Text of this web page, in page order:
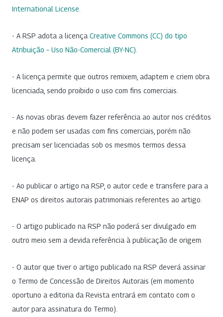
International License.
- A RSP adota a licença Creative Commons (CC) do tipo
Atribuição – Uso Não-Comercial (BY-NC)
- A licença permite que outros remixem, adaptem e criem obra
licenciada, sendo proibido o uso com fins comerciais.
- As novas obras devem fazer referência ao autor nos créditos
e não podem ser usadas com fins comerciais, porém não
precisam ser licenciadas sob os mesmos termos dessa
licença.
- Ao publicar o artigo na RSP, o autor cede e transfere para a
ENAP os direitos autorais patrimoniais referentes ao artigo.
- O artigo publicado na RSP não poderá ser divulgado em
outro meio sem a devida referência à publicação de origem.
- O autor que tiver o artigo publicado na RSP deverá assinar
o Termo de Concessão de Direitos Autorais (em momento
oportuno a editoria da Revista entrará em contato com o
autor para assinatura do Termo).